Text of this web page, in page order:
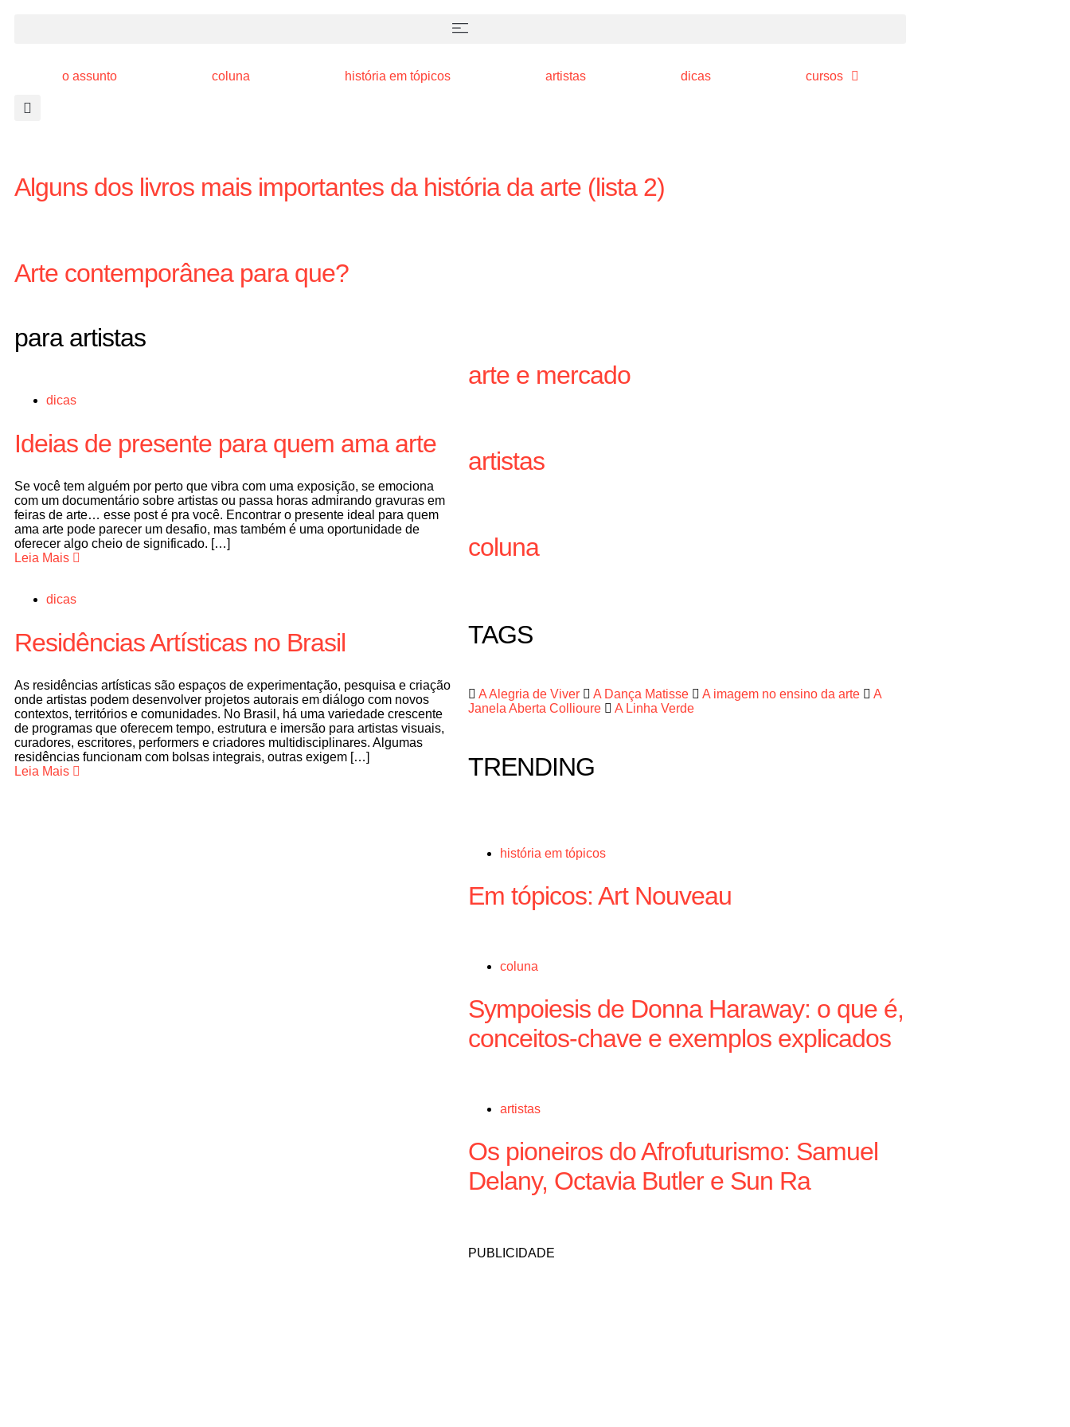
o assunto coluna história em tópicos artistas dicas cursos
Alguns dos livros mais importantes da história da arte (lista 2)
Arte contemporânea para que?
para artistas
dicas
Ideias de presente para quem ama arte
Se você tem alguém por perto que vibra com uma exposição, se emociona
com um documentário sobre artistas ou passa horas admirando gravuras em
feiras de arte… esse post é pra você. Encontrar o presente ideal para quem
ama arte pode parecer um desafio, mas também é uma oportunidade de
oferecer algo cheio de significado. […]
Leia Mais
dicas
Residências Artísticas no Brasil
As residências artísticas são espaços de experimentação, pesquisa e criação
onde artistas podem desenvolver projetos autorais em diálogo com novos
contextos, territórios e comunidades. No Brasil, há uma variedade crescente
de programas que oferecem tempo, estrutura e imersão para artistas visuais,
curadores, escritores, performers e criadores multidisciplinares. Algumas
residências funcionam com bolsas integrais, outras exigem […]
Leia Mais
arte e mercado
artistas
coluna
TAGS
A Alegria de Viver A Dança Matisse A imagem no ensino da arte
A
Janela Aberta Collioure
A Linha Verde
TRENDING
história em tópicos
Em tópicos: Art Nouveau
coluna
Sympoiesis de Donna Haraway: o que é,
conceitos-chave e exemplos explicados
artistas
Os pioneiros do Afrofuturismo: Samuel
Delany, Octavia Butler e Sun Ra
PUBLICIDADE